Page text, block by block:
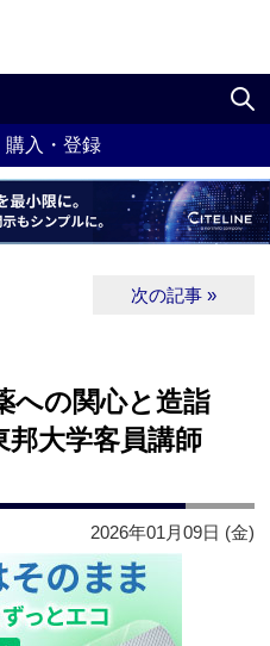
購入・登録
次の記事 »
への関心と造詣
邦大学客員講師
2026年01月09日 (金)